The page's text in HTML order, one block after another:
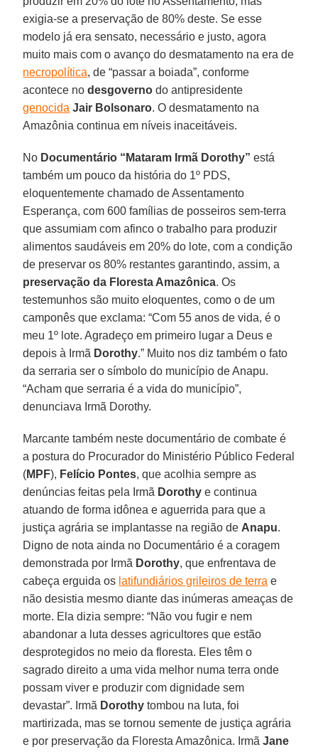
exigia-se a preservação de 80% deste. Se esse
modelo já era sensato, necessário e justo, agora
muito mais com o avanço do desmatamento na era de
necropolítica, de “passar a boiada”, conforme
acontece nodesgovernodo antipresidente
genocida Jair Bolsonaro. O desmatamento na
Amazônia continua em níveis inaceitáveis.
No Documentário “Mataram Irmã Dorothy” está
também um pouco da história do 1º PDS,
eloquentemente chamado de Assentamento
Esperança, com 600 famílias de posseiros sem-terra
que assumiam com afinco o trabalho para produzir
alimentos saudáveis em 20% do lote, com a condição
de preservar os 80% restantes garantindo, assim, a
preservação da Floresta Amazônica. Os
testemunhos são muito eloquentes, como o de um
camponês que exclama: “Com 55 anos de vida, é o
meu 1º lote. Agradeço em primeiro lugar a Deus e
depois à Irmã Dorothy.” Muito nos diz também o fato
da serraria ser o símbolo do município de Anapu.
“Acham que serraria é a vida do município”,
denunciava Irmã Dorothy.
Marcante também neste documentário de combate é
a postura do Procurador do Ministério Público Federal
(MPF), Felício Pontes, que acolhia sempre as
denúncias feitas pela Irmã Dorothy e continua
atuando de forma idônea e aguerrida para que a
justiça agrária se implantasse na região deAnapu.
Digno de nota ainda no Documentário é a coragem
demonstrada por Irmã Dorothy, que enfrentava de
cabeça erguida os latifundiários grileiros de terra e
não desistia mesmo diante das inúmeras ameaças de
morte. Ela dizia sempre: “Não vou fugir e nem
abandonar a luta desses agricultores que estão
desprotegidos no meio da floresta. Eles têm o
sagrado direito a uma vida melhor numa terra onde
possam viver e produzir com dignidade sem
devastar”. Irmã Dorothy tombou na luta, foi
martirizada, mas se tornou semente de justiça agrária
e por preservação da Floresta Amazônica. IrmãJane